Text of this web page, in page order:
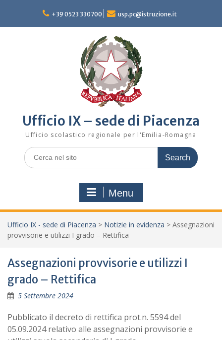
content
+39 0523 330700 usp.pc@istruzione.it
Ufficio IX – sede di Piacenza
Ufficio scolastico regionale per l'Emilia-Romagna
Search
for:
Menu
Ufficio IX - sede di Piacenza > Notizie in evidenza > Assegnazioni
provvisorie e utilizzi I grado – Rettifica
Assegnazioni provvisorie e utilizzi I
grado – Rettifica
5 Settembre 2024
Pubblicato il decreto di rettifica prot.n. 5594 del
05.09.2024 relativo alle assegnazioni provvisorie e